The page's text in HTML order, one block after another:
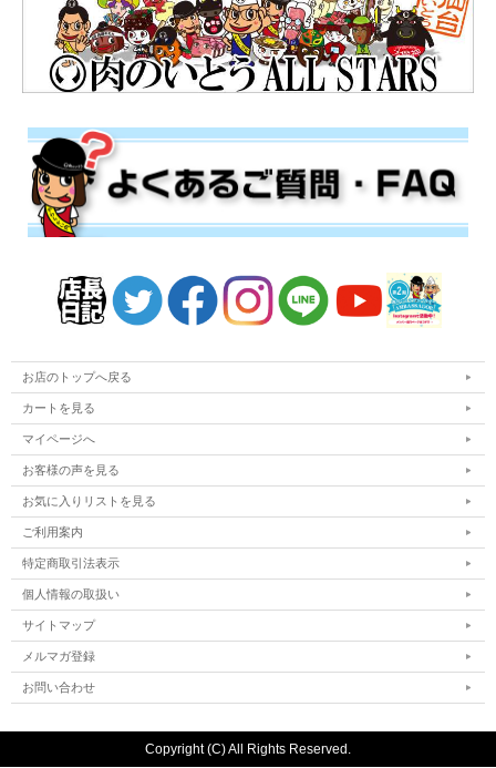
お店のトップへ戻る
カートを見る
マイページへ
お客様の声を見る
お気に入りリストを見る
ご利用案内
特定商取引法表示
個人情報の取扱い
サイトマップ
メルマガ登録
お問い合わせ
Copyright (C) All Rights Reserved.